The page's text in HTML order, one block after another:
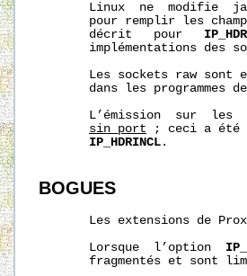
Linux  ne  modifie
pour remplir les
       décrit   pour
implémentations des
Les sockets raw sont
dans les programmes
L’émission  sur  les
sin_port ; ceci a été
IP_HDRINCL .
BOGUES
Les extensions de
       Lorsque  l’option
fragmentés et sont